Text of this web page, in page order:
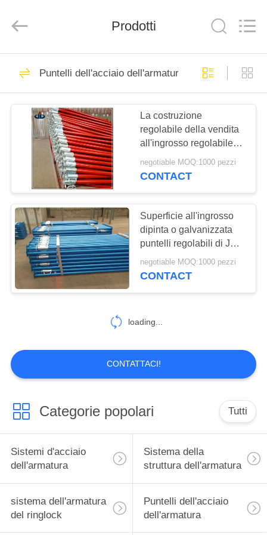
BENVENUTO
PRODOTTI
VISITA
DELLA
FABBRICA
CONTROLLO
CONTATTACI
RICHIEDA
UNA
CITAZIONE
MAPPA
DEL
SITO
System
Rights
Sistemi d'acciaio
dell'armatura
Sistema della
struttura
dell'armatura
31
sistema
dell'armatura del
Puntelli dell'acciaio
dell'armatura
Prodotti
Puntelli dell'acciaio dell'armatura
La costruzione
regolabile della vendita
all'ingrosso regolabile
del puntello dell'acciaio
della Cina Props il
all'ingrosso regolabile
del sistema
negotiable MOQ:1000 pezzi
CONTACT
Superficie all'ingrosso
dipinta o galvanizzata
puntelli regolabili di Jack
dei puntelli regolabili dei
3.5-3.9 tester, puntelli
negotiable MOQ:1000 pezzi
CONTACT
loading...
CONTATTACI!
Categorie popolari Tutti
Sistemi d'acciaio
dell'armatura
Sistema della
struttura dell'armatura
sistema dell'armatura
del ringlock
Puntelli dell'acciaio
dell'armatura